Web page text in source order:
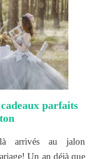
parfaits
arrivés au jalon
Un an déjà que